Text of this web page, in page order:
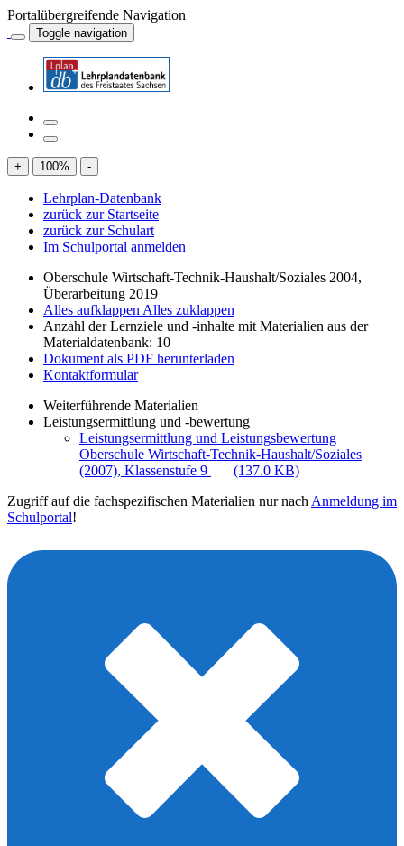
Portalübergreifende Navigation
Toggle navigation
+ 100% -
Lehrplan-Datenbank
zurück zur Startseite
zurück zur Schulart
Im Schulportal anmelden
Oberschule Wirtschaft-Technik-Haushalt/Soziales 2004,
Überarbeitung 2019
Alles aufklappen Alles zuklappen
Anzahl der Lernziele und -inhalte mit Materialien aus der
Materialdatenbank: 10
Dokument als PDF herunterladen
Kontaktformular
Weiterführende Materialien
Leistungsermittlung und -bewertung
Leistungsermittlung und Leistungsbewertung
Oberschule Wirtschaft-Technik-Haushalt/Soziales
(2007), Klassenstufe 9
(137.0 KB)
Zugriff auf die fachspezifischen Materialien nur nach Anmeldung im
Schulportal!